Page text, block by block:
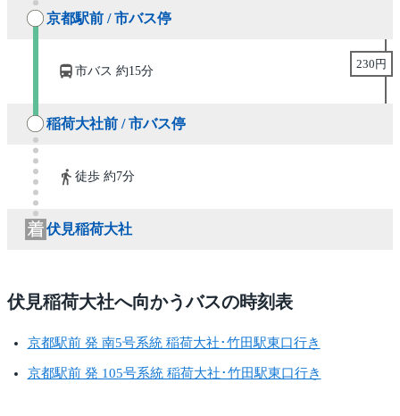
京都駅前 / 市バス停
市バス 約15分
230円
稲荷大社前 / 市バス停
徒歩 約7分
伏見稲荷大社
伏見稲荷大社へ向かうバスの時刻表
京都駅前 発 南5号系統 稲荷大社･竹田駅東口行き
京都駅前 発 105号系統 稲荷大社･竹田駅東口行き